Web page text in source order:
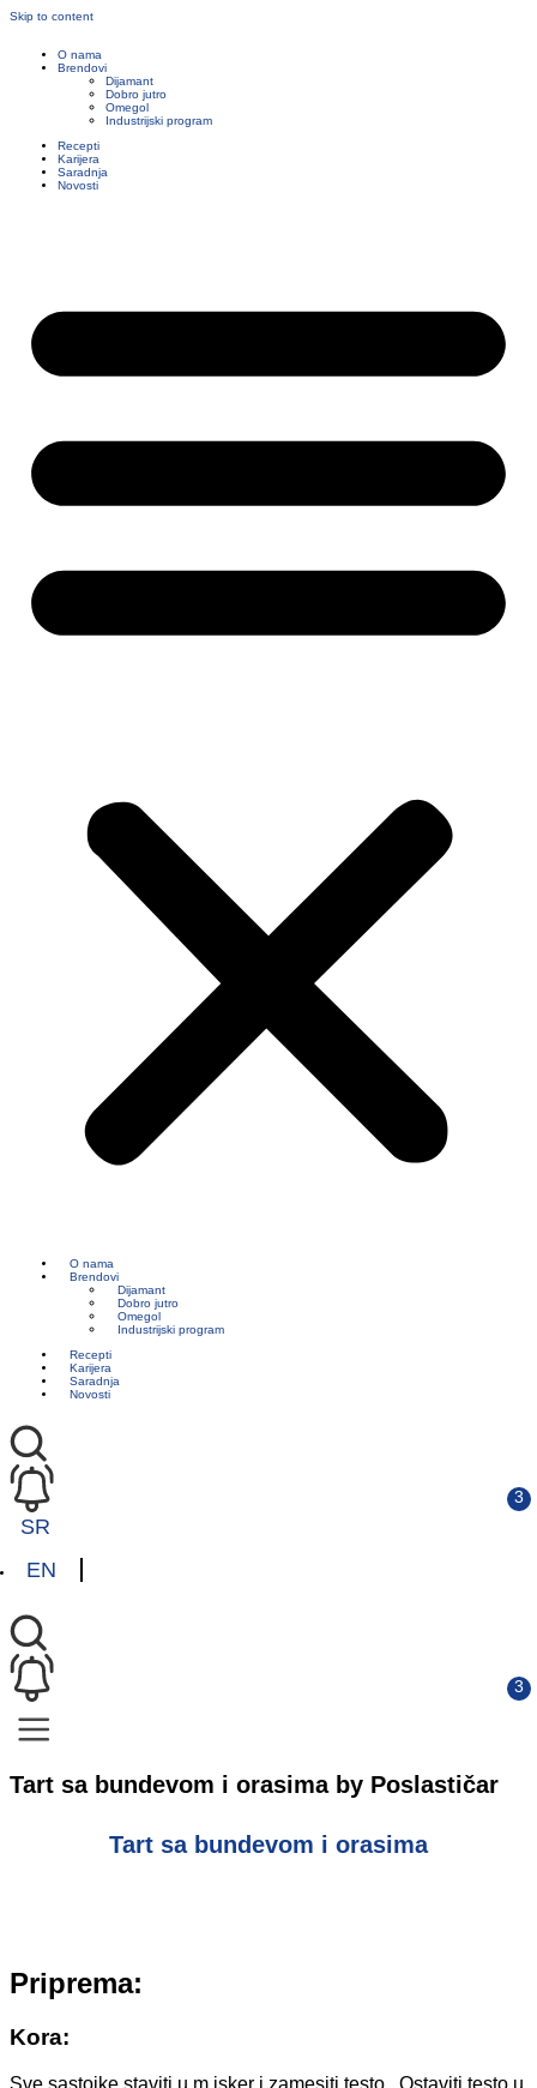
Skip to content
O nama
Brendovi
Dijamant
Dobro jutro
Omegol
Industrijski program
Recepti
Karijera
Saradnja
Novosti
O nama
Brendovi
Dijamant
Dobro jutro
Omegol
Industrijski program
Recepti
Karijera
Saradnja
Novosti
SR
EN
Tart sa bundevom i orasima by Poslastičar
Tart sa bundevom i orasima
Priprema:
Kora:
Sve sastojke staviti u m isker i zamesiti testo. Ostaviti testo u